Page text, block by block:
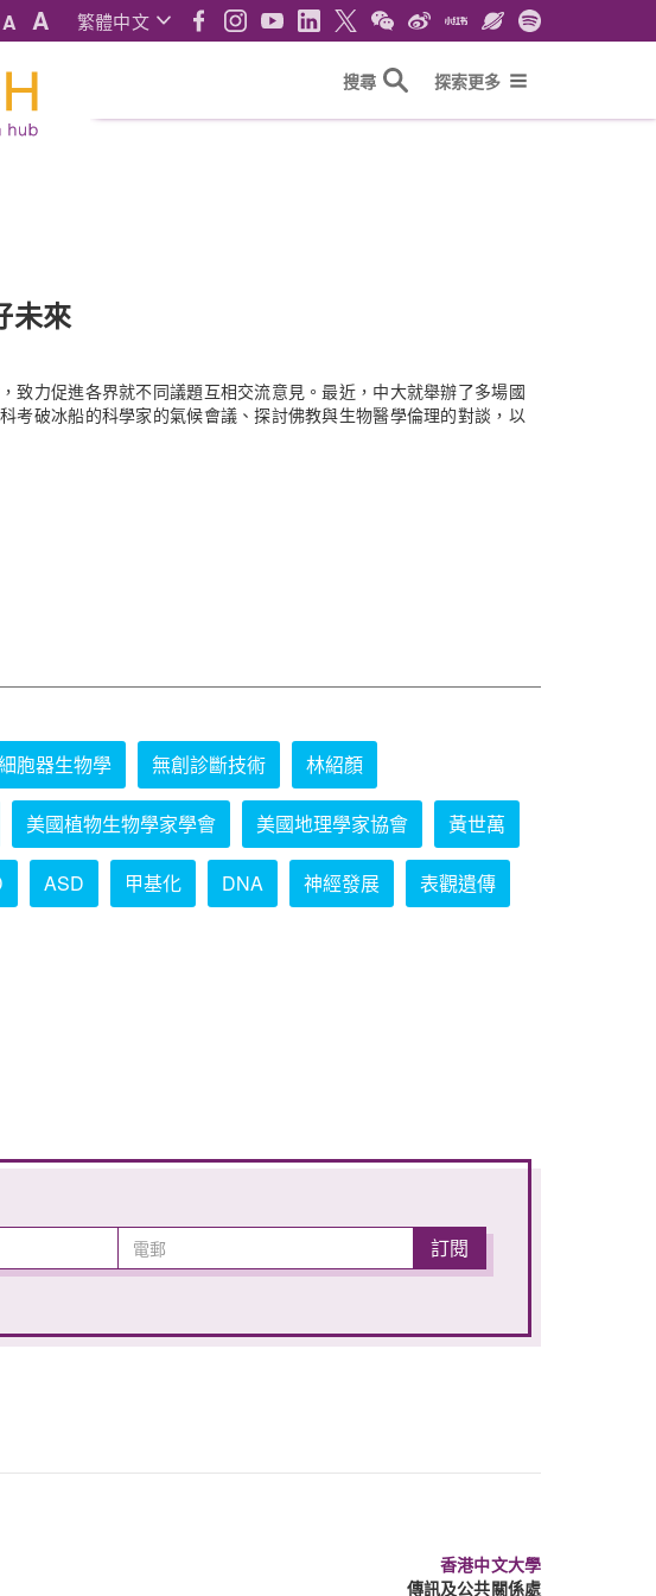
A A 繁體中文
搜尋 探索更多
未來
致力促進各界就不同議題互相交流意見。最近，中大就舉辦了多場國
考破冰船的科學家的氣候會議、探討佛教與生物醫學倫理的對談，以
胞器生物學 無創診斷技術 林紹顏
美國植物生物學家學會 美國地理學家協會 黃世萬
ASD 甲基化 DNA 神經發展 表觀遺傳
香港中文大學
傳訊及公共關係處